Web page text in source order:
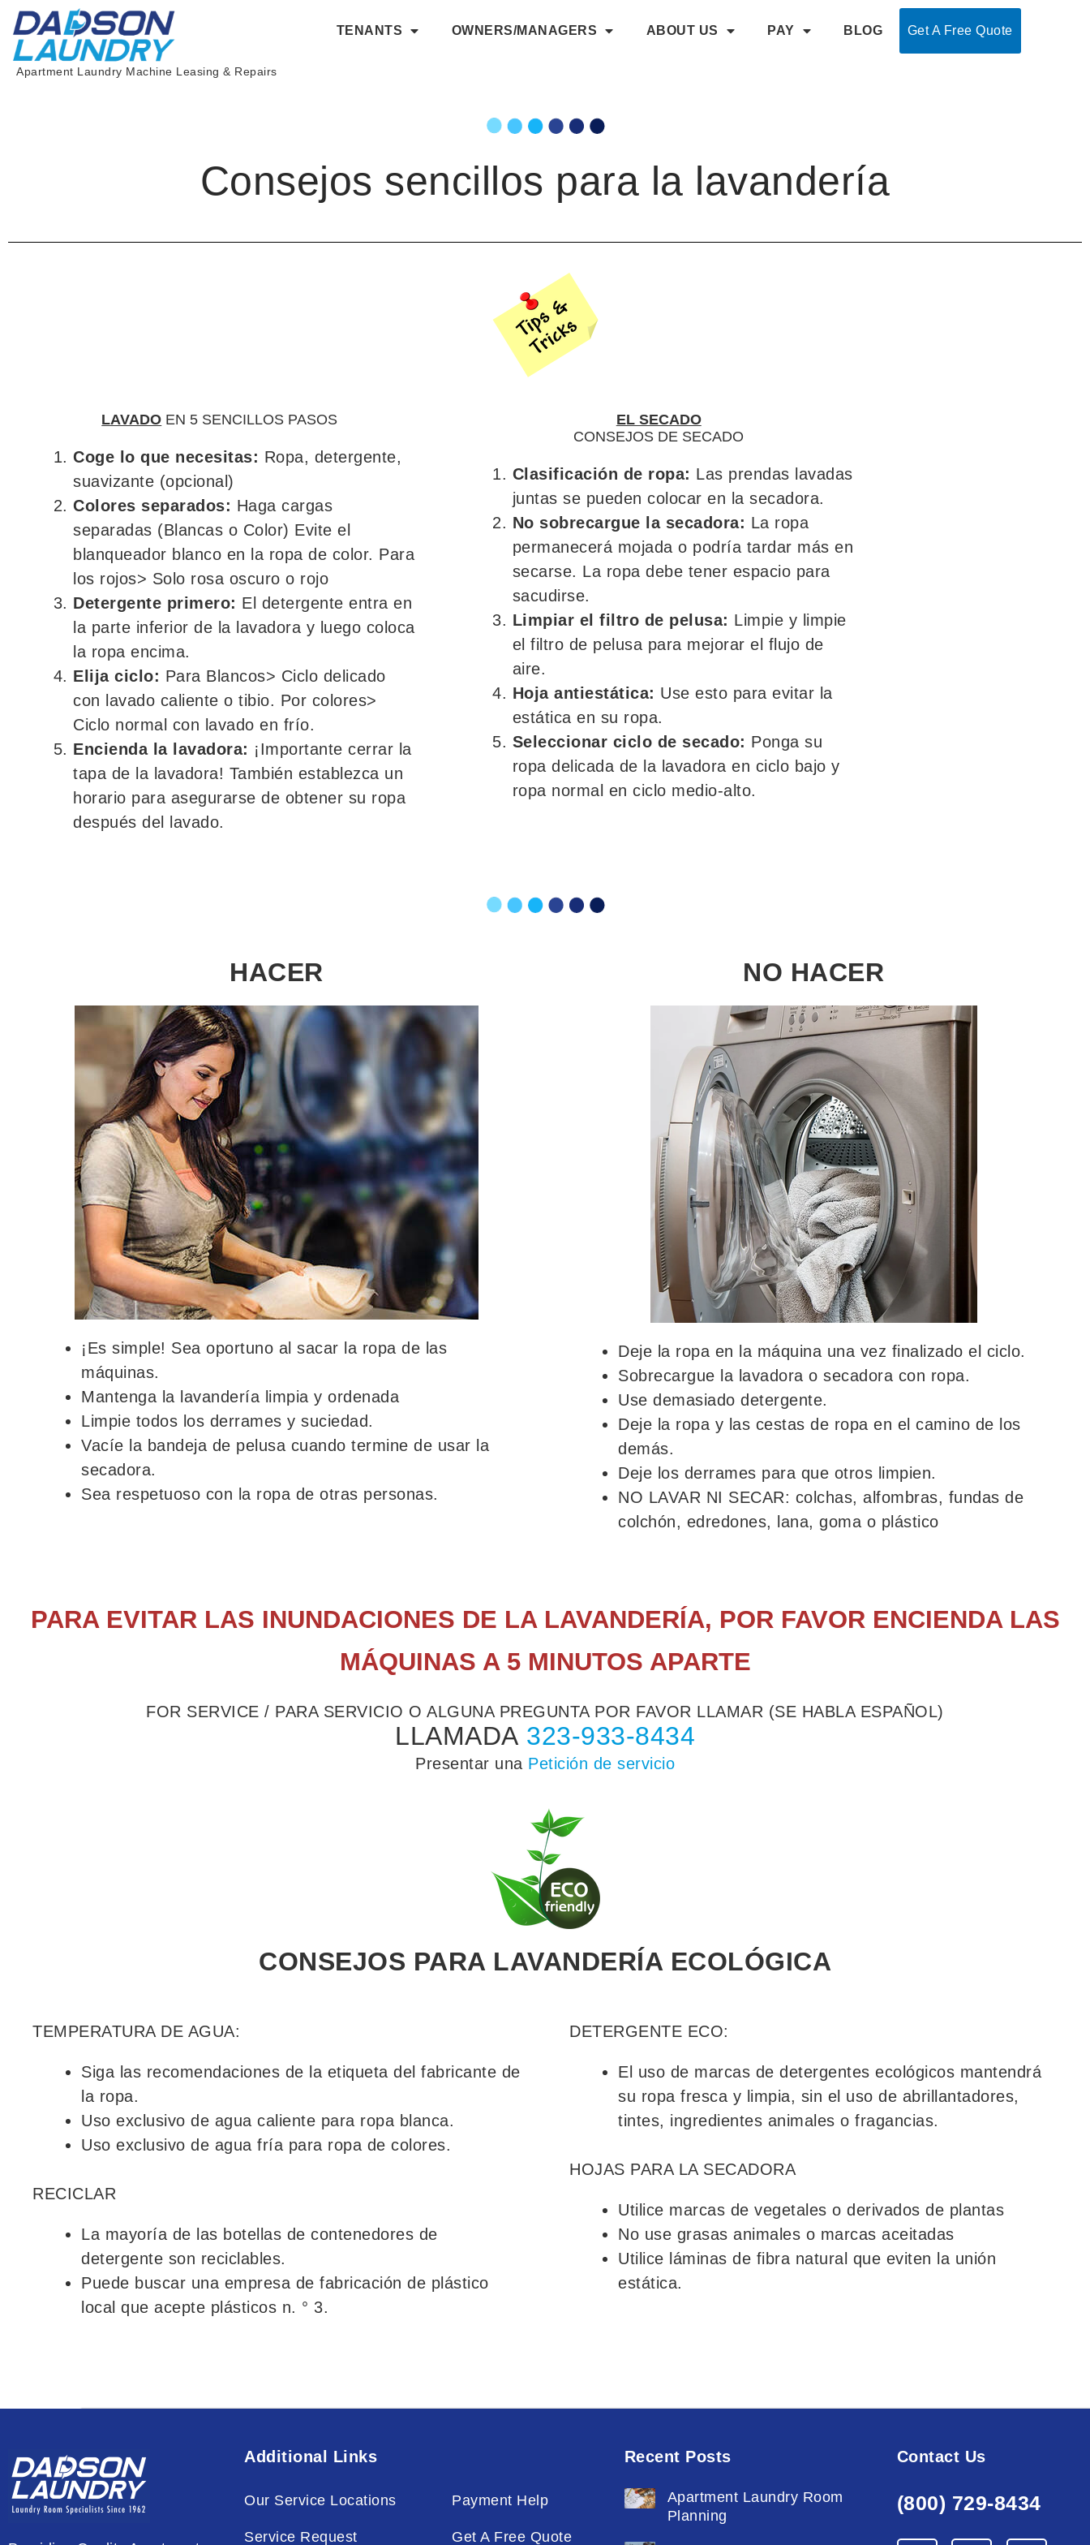
Skip
to
content
Apartment Laundry Machine Leasing & Repairs
TENANTS OWNERS/MANAGERS ABOUT US PAY BLOG Get A Free Quote
Consejos sencillos para la lavandería
LAVADO EN 5 SENCILLOS PASOS
Coge lo que necesitas: Ropa, detergente,
suavizante (opcional)
Colores separados: Haga cargas
separadas (Blancas o Color) Evite el
blanqueador blanco en la ropa de color. Para
los rojos> Solo rosa oscuro o rojo
Detergente primero: El detergente entra en
la parte inferior de la lavadora y luego coloca
la ropa encima.
Elija ciclo: Para Blancos> Ciclo delicado
con lavado caliente o tibio. Por colores>
Ciclo normal con lavado en frío.
Encienda la lavadora: ¡Importante cerrar la
tapa de la lavadora! También establezca un
horario para asegurarse de obtener su ropa
después del lavado.
EL SECADO
CONSEJOS DE SECADO
Clasificación de ropa: Las prendas lavadas
juntas se pueden colocar en la secadora.
No sobrecargue la secadora: La ropa
permanecerá mojada o podría tardar más en
secarse. La ropa debe tener espacio para
sacudirse.
Limpiar el filtro de pelusa: Limpie y limpie
el filtro de pelusa para mejorar el flujo de
aire.
Hoja antiestática: Use esto para evitar la
estática en su ropa.
Seleccionar ciclo de secado: Ponga su
ropa delicada de la lavadora en ciclo bajo y
ropa normal en ciclo medio-alto.
HACER
¡Es simple! Sea oportuno al sacar la ropa de las
máquinas.
Mantenga la lavandería limpia y ordenada
Limpie todos los derrames y suciedad.
Vacíe la bandeja de pelusa cuando termine de usar la
secadora.
Sea respetuoso con la ropa de otras personas.
NO HACER
Deje la ropa en la máquina una vez finalizado el ciclo.
Sobrecargue la lavadora o secadora con ropa.
Use demasiado detergente.
Deje la ropa y las cestas de ropa en el camino de los
demás.
Deje los derrames para que otros limpien.
NO LAVAR NI SECAR: colchas, alfombras, fundas de
colchón, edredones, lana, goma o plástico
PARA EVITAR LAS INUNDACIONES DE LA LAVANDERÍA, POR FAVOR ENCIENDA LAS
MÁQUINAS A 5 MINUTOS APARTE
FOR SERVICE / PARA SERVICIO O ALGUNA PREGUNTA POR FAVOR LLAMAR (SE HABLA ESPAÑOL)
LLAMADA 323-933-8434
Presentar una Petición de servicio
CONSEJOS PARA LAVANDERÍA ECOLÓGICA
TEMPERATURA DE AGUA:
Siga las recomendaciones de la etiqueta del fabricante de
la ropa.
Uso exclusivo de agua caliente para ropa blanca.
Uso exclusivo de agua fría para ropa de colores.
RECICLAR
La mayoría de las botellas de contenedores de
detergente son reciclables.
Puede buscar una empresa de fabricación de plástico
local que acepte plásticos n. ° 3.
DETERGENTE ECO:
El uso de marcas de detergentes ecológicos mantendrá
su ropa fresca y limpia, sin el uso de abrillantadores,
tintes, ingredientes animales o fragancias.
HOJAS PARA LA SECADORA
Utilice marcas de vegetales o derivados de plantas
No use grasas animales o marcas aceitadas
Utilice láminas de fibra natural que eviten la unión
estática.
Additional Links
Our Service Locations
Service Request
Payment Help
Get A Free Quote
Recent Posts
Apartment Laundry Room
Planning
Contact Us
(800) 729-8434